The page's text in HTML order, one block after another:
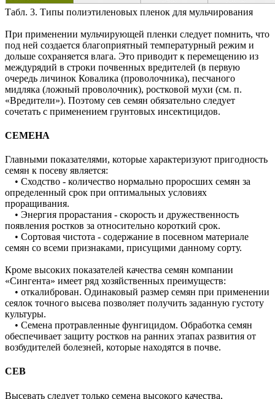
Табл. 3. Типы полиэтиленовых пленок для мульчирования
При применении мульчирующей пленки следует помнить, что
под ней создается благоприятный температурный режим и
дольше сохраняется влага. Это приводит к перемещению из
междурядий в строки почвенных вредителей (в первую
очередь личинок Ковалика (проволочника), песчаного
мидляка (ложный проволочник), ростковой мухи (см. п.
«Вредители»). Поэтому сев семян обязательно следует
сочетать с применением грунтовых инсектицидов.
СЕМЕНА
Главными показателями, которые характеризуют пригодность
семян к посеву является:
• Сходство - количество нормально проросших семян за
определенный срок при оптимальных условиях
проращивания.
• Энергия прорастания - скорость и дружественность
появления ростков за относительно короткий срок.
• Сортовая чистота - содержание в посевном материале
семян со всеми признаками, присущими данному сорту.
Кроме высоких показателей качества семян компании
«Сингента» имеет ряд хозяйственных преимуществ:
• откалиброван. Одинаковый размер семян при применении
сеялок точного высева позволяет получить заданную густоту
культуры.
• Семена протравленные фунгицидом. Обработка семян
обеспечивает защиту ростков на ранних этапах развития от
возбудителей болезней, которые находятся в почве.
СЕВ
Высевать следует только семена высокого качества,